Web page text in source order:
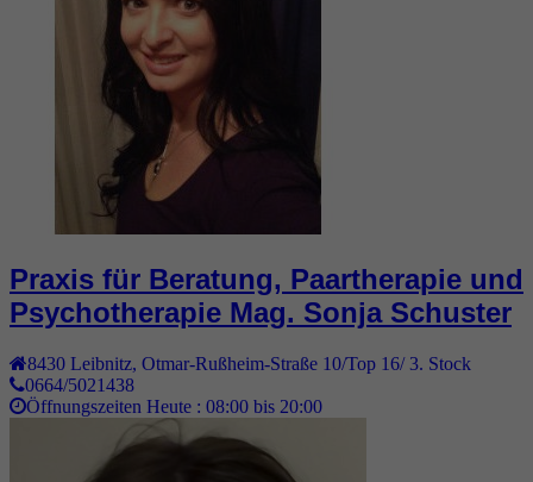
Praxis für Beratung, Paartherapie und
Psychotherapie Mag. Sonja Schuster
8430 Leibnitz Otmar-Rußheim-Straße 10/Top 16/ 3. Stock
0664/5021438
Öffnungszeiten Heute : 08:00 bis 20:00